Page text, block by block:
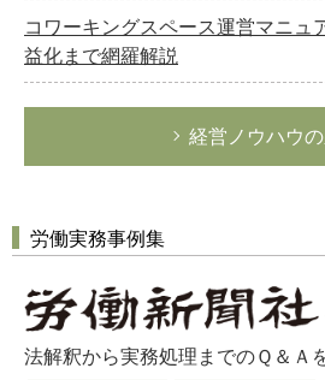
コワーキングスペース運営マニュ
益化まで網羅解説
経営ノウハウ
労働実務事例集
法解釈から実務処理までのＱ＆Ａ